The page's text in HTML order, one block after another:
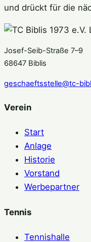
und drückt für die
Josef-Seib-Straße 7–9
68647 Biblis
geschaeftsstelle@tc-
Verein
Start
Anlage
Historie
Vorstand
Werbepartner
Tennis
Tennishalle